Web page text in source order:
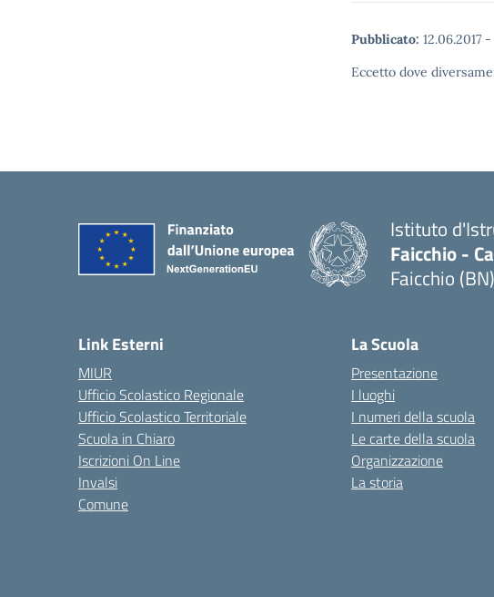
Pubblicato: 12.06.2017 -
Eccetto dove
Istituto
Faicchio -
Faicchio (BN)
Link Esterni
MIUR
Ufficio Scolastico Regionale
Ufficio Scolastico Territoriale
Scuola in Chiaro
Iscrizioni On Line
Invalsi
Comune
La Scuola
Presentazione
I luoghi
I numeri della scuola
Le carte della scuola
Organizzazione
La storia